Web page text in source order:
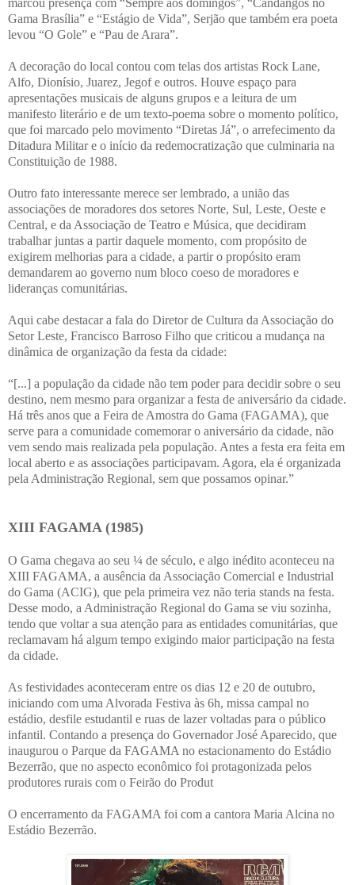
Gama Brasília” e “Estágio de Vida”, Serjão que também era poeta
levou “O Gole” e “Pau de Arara”.
A decoração do local contou com telas dos artistas Rock Lane,
Alfo, Dionísio, Juarez, Jegof e outros. Houve espaço para
apresentações musicais de alguns grupos e a leitura de um
manifesto literário e de um texto-poema sobre o momento político,
que foi marcado pelo movimento “Diretas Já”, o arrefecimento da
Ditadura Militar e o início da redemocratização que culminaria na
Constituição de 1988.
Outro fato interessante merece ser lembrado, a união das
associações de moradores dos setores Norte, Sul, Leste, Oeste e
Central, e da Associação de Teatro e Música, que decidiram
trabalhar juntas a partir daquele momento, com propósito de
exigirem melhorias para a cidade, a partir o propósito eram
demandarem ao governo num bloco coeso de moradores e
lideranças comunitárias.
Aqui cabe destacar a fala do Diretor de Cultura da Associação do
Setor Leste, Francisco Barroso Filho que criticou a mudança na
dinâmica de organização da festa da cidade:
“[...] a população da cidade não tem poder para decidir sobre o seu
destino, nem mesmo para organizar a festa de aniversário da cidade.
Há três anos que a Feira de Amostra do Gama (FAGAMA), que
serve para a comunidade comemorar o aniversário da cidade, não
vem sendo mais realizada pela população. Antes a festa era feita em
local aberto e as associações participavam. Agora, ela é organizada
pela Administração Regional, sem que possamos opinar.”
XIII FAGAMA (1985)
O Gama chegava ao seu ¼ de século, e algo inédito aconteceu na
XIII FAGAMA, a ausência da Associação Comercial e Industrial
do Gama (ACIG), que pela primeira vez não teria stands na festa.
Desse modo, a Administração Regional do Gama se viu sozinha,
tendo que voltar a sua atenção para as entidades comunitárias, que
reclamavam há algum tempo exigindo maior participação na festa
da cidade.
As festividades aconteceram entre os dias 12 e 20 de outubro,
iniciando com uma Alvorada Festiva às 6h, missa campal no
estádio, desfile estudantil e ruas de lazer voltadas para o público
infantil. Contando a presença do Governador José Aparecido, que
inaugurou o Parque da FAGAMA no estacionamento do Estádio
Bezerrão, que no aspecto econômico foi protagonizada pelos
produtores rurais com o Feirão do Produt
O encerramento da FAGAMA foi com a cantora Maria Alcina no
Estádio Bezerrão.